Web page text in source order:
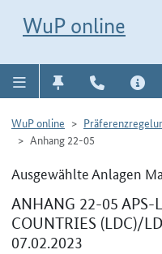
WuP online
WuP online
Anhang 22-05
Ausgewählte Anlagen
ANHANG 22-05 APS-
COUNTRIES (LDC)/
07.02.2023